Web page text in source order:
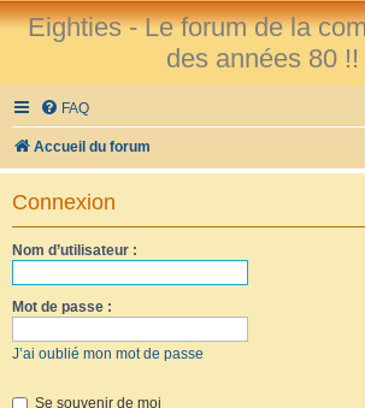
Eighties - Le forum de la
des années 80 !!
FAQ
Accueil du forum
Connexion
Nom d’utilisateur :
Mot de passe :
J’ai oublié mon mot de passe
Se souvenir de moi